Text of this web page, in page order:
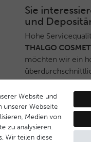
Sie
und
Hohe
THALGO
möchten wir ein
Deshalb haben
THALGO
während
Website und
unserer Webseite
Medien von
zu analysieren.
Wir teilen diese